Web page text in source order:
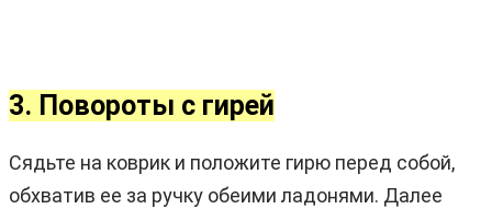
3. Повороты с гирей
Сядьте на коврик и положите гирю перед собой,
обхватив ее за ручку обеими ладонями. Далее